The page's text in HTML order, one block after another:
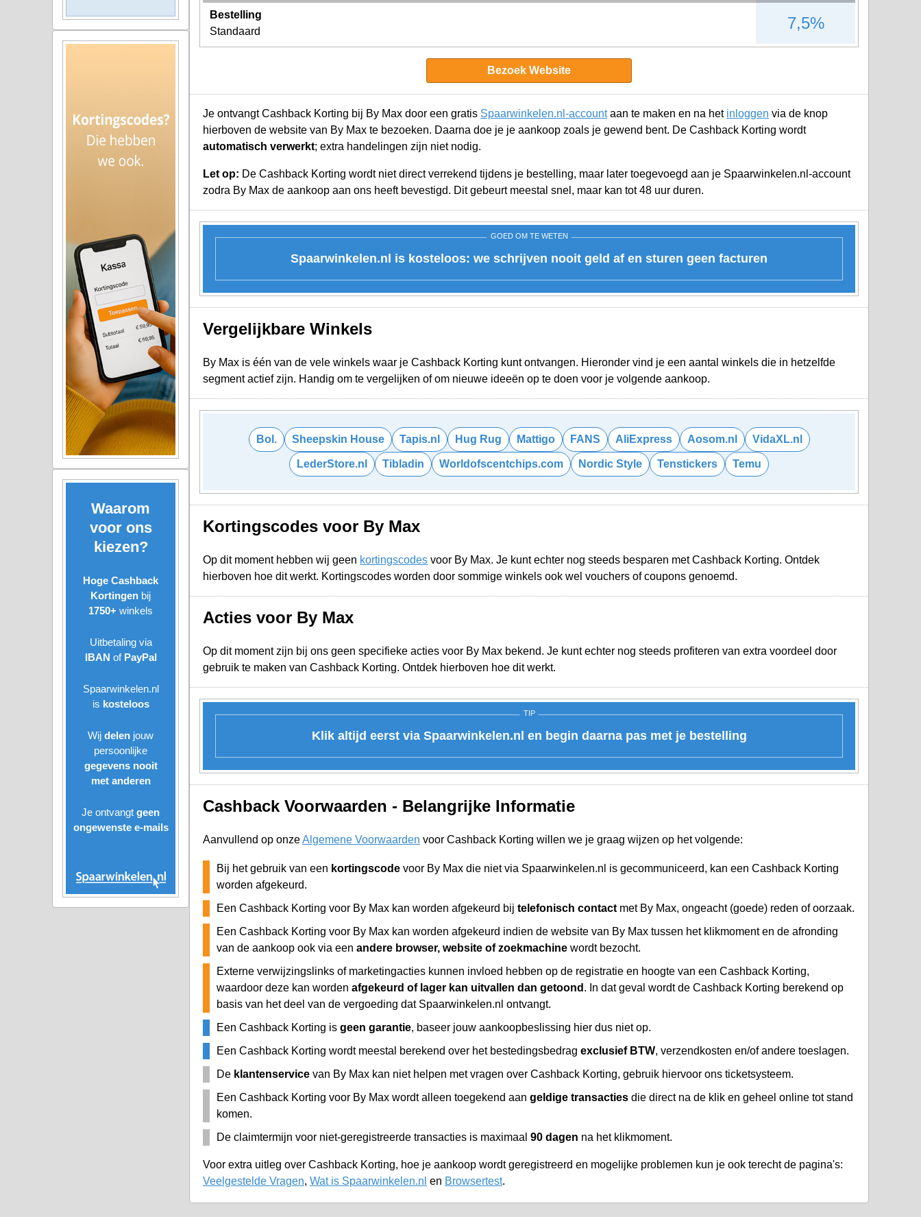
Waarom
voor ons
kiezen?
Hoge Cashback
Kortingen bij
1750+ winkels
Uitbetaling via
IBAN of PayPal
Spaarwinkelen.nl
is kosteloos
Wij delen jouw
persoonlijke
gegevens nooit
met anderen
Je ontvangt geen
ongewenste e-mails
Bestelling
Standaard
7,5%
Bezoek Website
Je ontvangt Cashback Korting bij By Max door een gratis Spaarwinkelen.nl-accountaan te maken en na het inloggen via de knop
hierboven de website van By Max te bezoeken. Daarna doe je je aankoop zoals je gewend bent. De Cashback Korting wordt
automatisch verwerkt; extra handelingen zijn niet nodig.
Let op: De Cashback Korting wordt niet direct verrekend tijdens je bestelling, maar later toegevoegd aan je Spaarwinkelen.nl-account
zodra By Max de aankoop aan ons heeft bevestigd. Dit gebeurt meestal snel, maar kan tot 48 uur duren.
GOED OM TE WETEN
Spaarwinkelen.nl is kosteloos: we schrijven nooit geld af en sturen geen facturen
Vergelijkbare Winkels
By Max is één van de vele winkels waar je Cashback Korting kunt ontvangen. Hieronder vind je een aantal winkels die in hetzelfde
segment actief zijn. Handig om te vergelijken of om nieuwe ideeën op te doen voor je volgende aankoop.
Bol. Sheepskin House Tapis.nl Hug Rug Mattigo FANS AliExpress Aosom.nl VidaXL.nl
LederStore.nl Tibladin Worldofscentchips.com Nordic Style Tenstickers Temu
Kortingscodes voor By Max
Op dit moment hebben wij geen kortingscodes voor By Max. Je kunt echter nog steeds besparen met Cashback Korting. Ontdek
hierboven hoe dit werkt. Kortingscodes worden door sommige winkels ook wel vouchers of coupons genoemd.
Acties voor By Max
Op dit moment zijn bij ons geen specifieke acties voor By Max bekend. Je kunt echter nog steeds profiteren van extra voordeel door
gebruik te maken van Cashback Korting. Ontdek hierboven hoe dit werkt.
TIP
Klik altijd eerst via Spaarwinkelen.nl en begin daarna pas met je bestelling
Cashback Voorwaarden - Belangrijke Informatie
Aanvullend op onzeAlgemene Voorwaarden voor Cashback Korting willen we je graag wijzen op het volgende:
Bij het gebruik van een kortingscode voor By Max die niet via Spaarwinkelen.nl is gecommuniceerd, kan een Cashback Korting
worden afgekeurd.
Een Cashback Korting voor By Max kan worden afgekeurd bij telefonisch contact met By Max, ongeacht (goede) reden of oorzaak.
Een Cashback Korting voor By Max kan worden afgekeurd indien de website van By Max tussen het klikmoment en de afronding
van de aankoop ook via een andere browser, website of zoekmachine wordt bezocht.
Externe verwijzingslinks of marketingacties kunnen invloed hebben op de registratie en hoogte van een Cashback Korting,
waardoor deze kan worden afgekeurd of lager kan uitvallen dan getoond . In dat geval wordt de Cashback Korting berekend op
basis van het deel van de vergoeding dat Spaarwinkelen.nl ontvangt.
Een Cashback Korting is geen garantie, baseer jouw aankoopbeslissing hier dus niet op.
Een Cashback Korting wordt meestal berekend over het bestedingsbedrag exclusief BTW, verzendkosten en/of andere toeslagen.
De klantenservice van By Max kan niet helpen met vragen over Cashback Korting, gebruik hiervoor ons ticketsysteem.
Een Cashback Korting voor By Max wordt alleen toegekend aan geldige transacties die direct na de klik en geheel online tot stand
komen.
De claimtermijn voor niet-geregistreerde transacties is maximaal 90 dagen na het klikmoment.
Voor extra uitleg over Cashback Korting, hoe je aankoop wordt geregistreerd en mogelijke problemen kun je ook terecht de pagina's:
Veelgestelde Vragen, Wat is Spaarwinkelen.nl en Browsertest.